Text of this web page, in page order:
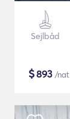
Sejlbåd
$893 /nat